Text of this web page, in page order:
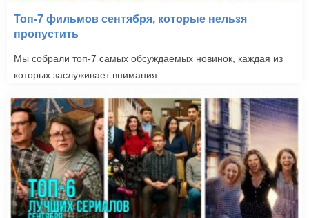
Топ-7 фильмов сентября, которые нельзя
пропустить
Мы собрали топ-7 самых обсуждаемых новинок, каждая из
которых заслуживает внимания